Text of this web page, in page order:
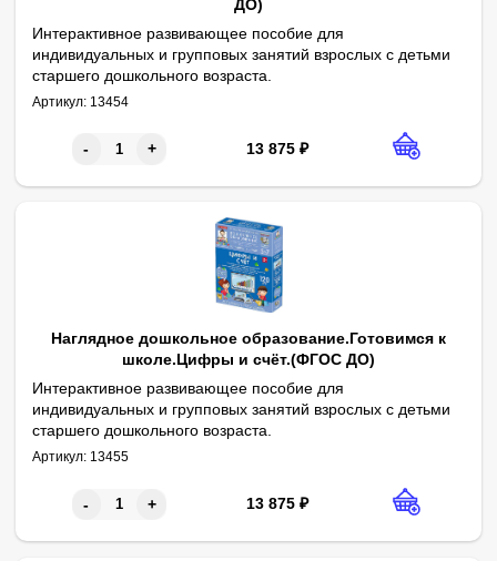
ДО)
Интерактивное развивающее пособие для
индивидуальных и групповых занятий взрослых с детьми
старшего дошкольного возраста.
1. Цвет. 2. Форма. 3. Размер. 4. Направления. 5.
Артикул: 13454
- + 13 875 ₽
Наглядное дошкольное образование.Готовимся к
школе.Цифры и счёт.(ФГОС ДО)
Интерактивное развивающее пособие для
индивидуальных и групповых занятий взрослых с детьми
старшего дошкольного возраста.
1. Цифры и числа. 2. Счёт до 5. 3. Счёт до 10. 4. Порядковый
Артикул: 13455
- + 13 875 ₽